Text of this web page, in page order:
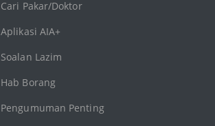
Cari Pakar/Doktor
Aplikasi AIA+
Soalan Lazim
Hab Borang
Pengumuman Penting